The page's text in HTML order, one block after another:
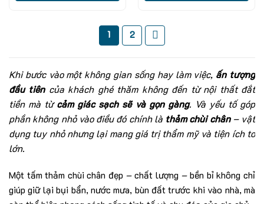
1 2
Khi bước vào một không gian sống hay làm việc, ấn tượng
đầu tiêncủa khách ghé thăm không đến từ nội thất đắt
tiền mà từcảm giác sạch sẽ và gọn gàng. Và yếu tố góp
phần không nhỏ vào điều đó chính là thảm chùi chân– vật
dụng tuy nhỏ nhưng lại mang giá trị thẩm mỹ và tiện ích to
lớn.
Một tấm thảm chùi chân đẹp – chất lượng – bền bỉ không chỉ
giúp giữ lại bụi bẩn, nước mưa, bùn đất trước khi vào nhà, mà